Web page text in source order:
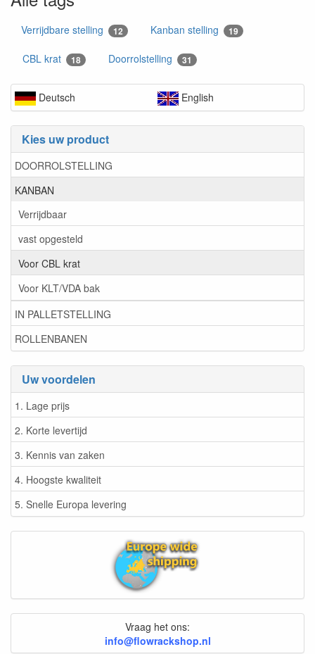
Deutsch English
Kies uw product
DOORROLSTELLING
KANBAN
Verrijdbaar
vast opgesteld
Voor CBL krat
Voor KLT/VDA bak
IN PALLETSTELLING
ROLLENBANEN
Uw voordelen
1. Lage prijs
2. Korte levertijd
3. Kennis van zaken
4. Hoogste kwaliteit
5. Snelle Europa levering
Vraag het ons:
info@flowrackshop.nl
Verrijdbare stelling 12 Kanban stelling 19
CBL krat 18 Doorrolstelling 31